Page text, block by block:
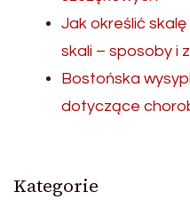
Jak określić
skali – sposoby i
Bostońska
dotyczące
Kategorie